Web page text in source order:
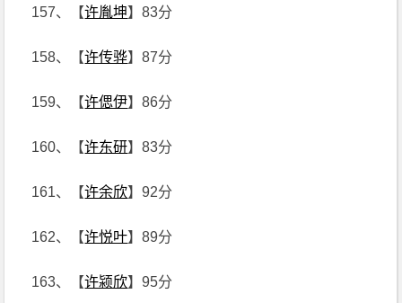
157、【许胤坤】83分
158、【许传骅】87分
159、【许偲伊】86分
160、【许东研】83分
161、【许余欣】92分
162、【许悦叶】89分
163、【许颍欣】95分